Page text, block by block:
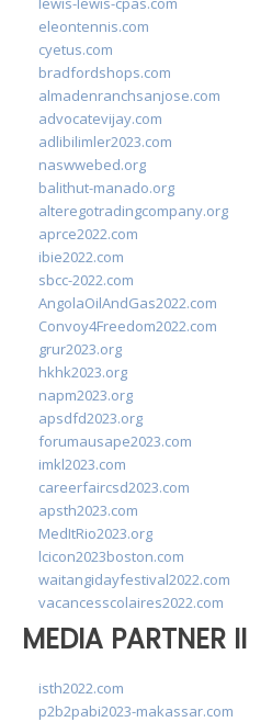
eleontennis.com
cyetus.com
bradfordshops.com
almadenranchsanjose.com
advocatevijay.com
adlibilimler2023.com
naswwebed.org
balithut-manado.org
alteregotradingcompany.org
aprce2022.com
ibie2022.com
sbcc-2022.com
AngolaOilAndGas2022.com
Convoy4Freedom2022.com
grur2023.org
hkhk2023.org
napm2023.org
apsdfd2023.org
forumausape2023.com
imkl2023.com
careerfaircsd2023.com
apsth2023.com
MedItRio2023.org
lcicon2023boston.com
waitangidayfestival2022.com
vacancesscolaires2022.com
MEDIA PARTNER II
isth2022.com
p2b2pabi2023-makassar.com